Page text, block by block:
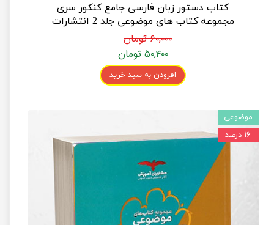
کتاب دستور زبان فارسی جامع کنکور سری
مجموعه کتاب های موضوعی جلد 2 انتشارات
مشاوران آموزش
۶۰,۰۰۰ تومان
۵۰,۴۰۰ تومان
افزودن به سبد خرید
موضوعی
۱۶ درصد